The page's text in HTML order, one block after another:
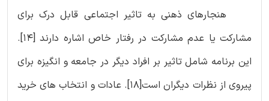
هنجارهای ذهنی به تاثیر اجتماعی قابل درک برای
مشارکت یا عدم مشارکت در رفتار خاص اشاره دارند [‏14]‏.
این برنامه شامل تاثیر بر افراد دیگر در جامعه و انگیزه برای
پیروی از نظرات دیگران است[18]. عادات و انتخاب های خرید